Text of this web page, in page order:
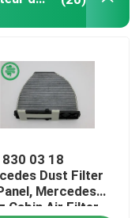
03 18
Dust Filter
Mercedes
Cabin Air Filter